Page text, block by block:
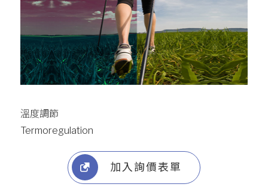
溫度調節
Termoregulation
加入詢價表單